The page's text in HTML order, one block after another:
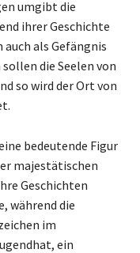
umgibt die
ihrer Geschichte
als Gefängnis
die Seelen von
so wird der Ort von
bedeutende Figur
majestätischen
Geschichten
während die
im
ein